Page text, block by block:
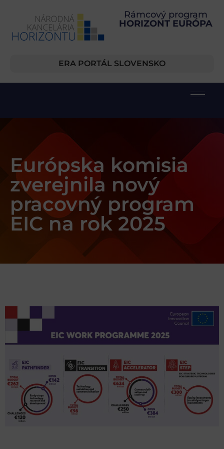
Rámcový program
HORIZONT EURÓPA
ERA PORTÁL SLOVENSKO
Európska komisia
zverejnila nový
pracovný program
EIC na rok 2025